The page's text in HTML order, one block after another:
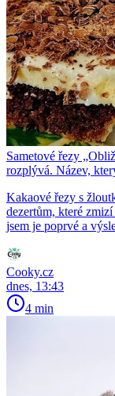
Sametové řezy
rozplývá. Název,
Kakaové řezy s
dezertům, které
jsem je poprvé a
Cooky.cz
dnes, 13:43
4 min